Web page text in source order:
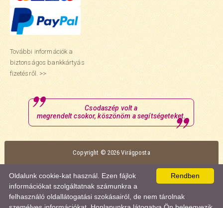
További információk a
biztonságos bankkártyás
fizetésről. >>
Csodaszép volt a
megrendelt csokor, köszönöm a segítségeteket.
Copyright © 2026 Virágposta
Oldalunk optimális megtekintéséhez a Mozilla Firefox vagy a Google Chrome
böngészőt ajánljuk.
Rendben
Oldalunk cookie-kat használ. Ezen fájlok
információkat szolgáltatnak számunkra a
felhasználó oldallátogatási szokásairól, de nem tárolnak